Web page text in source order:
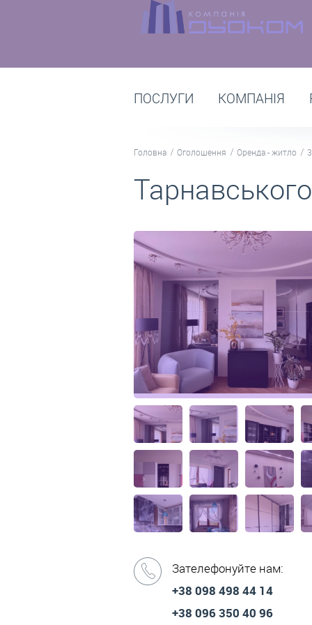
ПОСЛУГИ КОМПАНІЯ
Головна Оголошення Оренда - житло
Зателефонуйте нам:
+38 098 498 44 14
+38 096 350 40 96